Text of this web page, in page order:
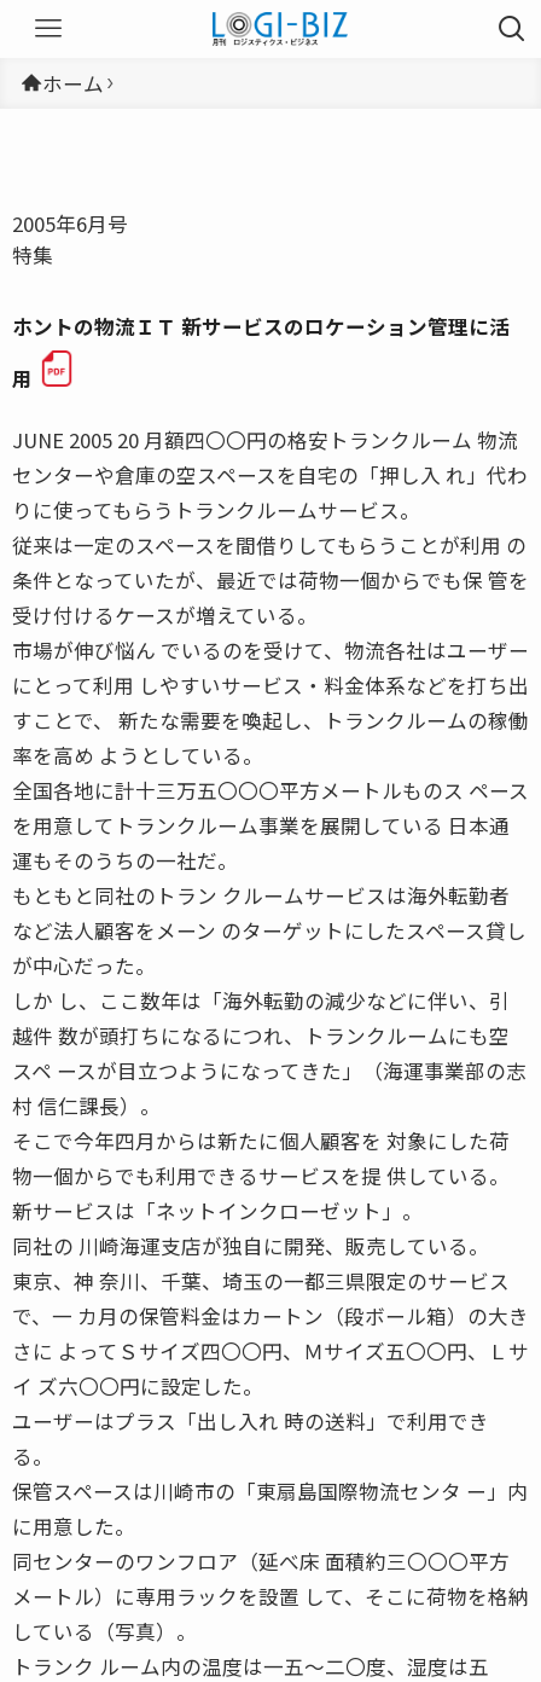
ホーム
2005年6月号
特集
ホントの物流ＩＴ 新サービスのロケーション管理に活
用
JUNE 2005 20 月額四〇〇円の格安トランクルーム 物流
センターや倉庫の空スペースを自宅の「押し入 れ」代わ
りに使ってもらうトランクルームサービス。
従来は一定のスペースを間借りしてもらうことが利用 の
条件となっていたが、最近では荷物一個からでも保 管を
受け付けるケースが増えている。
市場が伸び悩ん でいるのを受けて、物流各社はユーザー
にとって利用 しやすいサービス・料金体系などを打ち出
すことで、 新たな需要を喚起し、トランクルームの稼働
率を高め ようとしている。
全国各地に計十三万五〇〇〇平方メートルものス ペース
を用意してトランクルーム事業を展開している 日本通
運もそのうちの一社だ。
もともと同社のトラン クルームサービスは海外転勤者
など法人顧客をメーン のターゲットにしたスペース貸し
が中心だった。
しか し、ここ数年は「海外転勤の減少などに伴い、引
越件 数が頭打ちになるにつれ、トランクルームにも空
スペ ースが目立つようになってきた」（海運事業部の志
村 信仁課長）。
そこで今年四月からは新たに個人顧客を 対象にした荷
物一個からでも利用できるサービスを提 供している。
新サービスは「ネットインクローゼット」。
同社の 川崎海運支店が独自に開発、販売している。
東京、神 奈川、千葉、埼玉の一都三県限定のサービス
で、一 カ月の保管料金はカートン（段ボール箱）の大き
さに よってＳサイズ四〇〇円、Ｍサイズ五〇〇円、Ｌサ
イ ズ六〇〇円に設定した。
ユーザーはプラス「出し入れ 時の送料」で利用でき
る。
保管スペースは川崎市の「東扇島国際物流センタ ー」内
に用意した。
同センターのワンフロア（延べ床 面積約三〇〇〇平方
メートル）に専用ラックを設置 して、そこに荷物を格納
している（写真）。
トランク ルーム内の温度は一五〜二〇度、湿度は五